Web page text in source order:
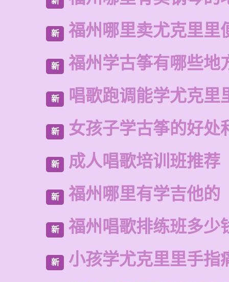
新 福州哪里卖尤克里里
新 福州学古筝有哪些地
新 唱歌跑调能学尤克里
新 女孩子学古筝的好处
新 成人唱歌培训班推荐
新 福州哪里有学吉他的
新 福州唱歌排练班多少
新 小孩学尤克里里手指